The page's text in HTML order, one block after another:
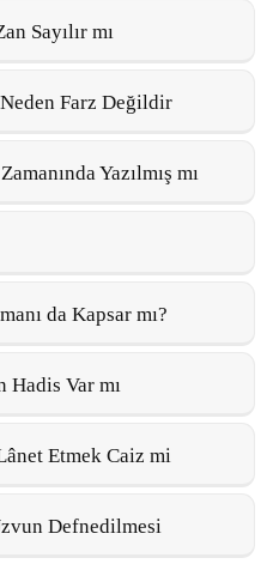
Sayılır mı
Farz Değildir
Yazılmış mı
da Kapsar mı?
Hadis Var mı
Etmek Caiz mi
Defnedilmesi